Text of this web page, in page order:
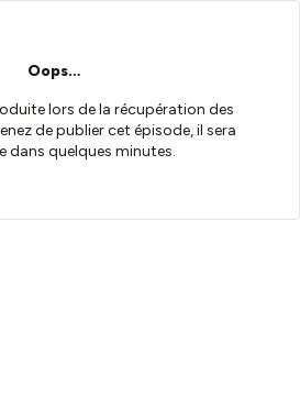
Oops…
lors de la récupération des
de publier cet épisode, il sera
dans quelques minutes.